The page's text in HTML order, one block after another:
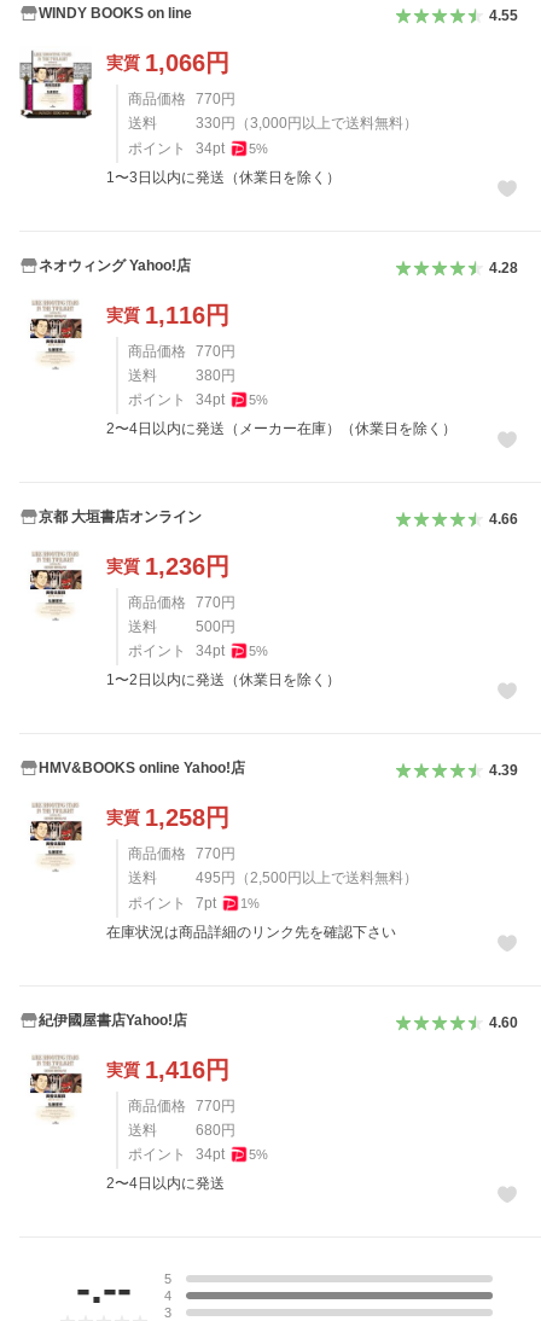
WINDY BOOKS on line 4.55
実質 1,066円
商品価格 770 円
送料
330 円 （3,000 円以上で送料無料）
ポイント
34pt 5%
1〜3日以内に発送（休業日を除く）
ネオウィング Yahoo!店 4.28
実質 1,116円
商品価格 770 円
送料
380 円
ポイント
34pt 5%
2〜4日以内に発送（メーカー在庫）（休業日を除く）
京都 大垣書店オンライン 4.66
実質 1,236円
商品価格 770 円
送料
500 円
ポイント
34pt 5%
1〜2日以内に発送（休業日を除く）
HMV&BOOKS online Yahoo!店 4.39
実質 1,258円
商品価格 770 円
送料
495 円 （2,500 円以上で送料無料）
ポイント
7pt 1%
在庫状況は商品詳細のリンク先を確認下さい
紀伊國屋書店Yahoo!店 4.60
実質 1,416円
商品価格 770 円
送料
680 円
ポイント
34pt 5%
2〜4日以内に発送
-.--
5
4
3